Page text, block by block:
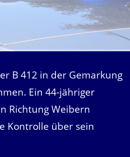
B 412 in der Gemarkung
Ein 44-jähriger
Richtung Weibern
Kontrolle über sein